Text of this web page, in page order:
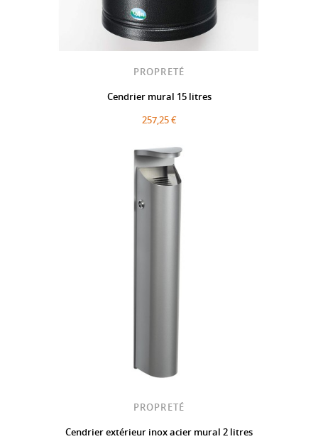
PROPRETÉ
Cendrier mural 15 litres
257,25 €
PROPRETÉ
Cendrier extérieur inox acier mural 2 litres